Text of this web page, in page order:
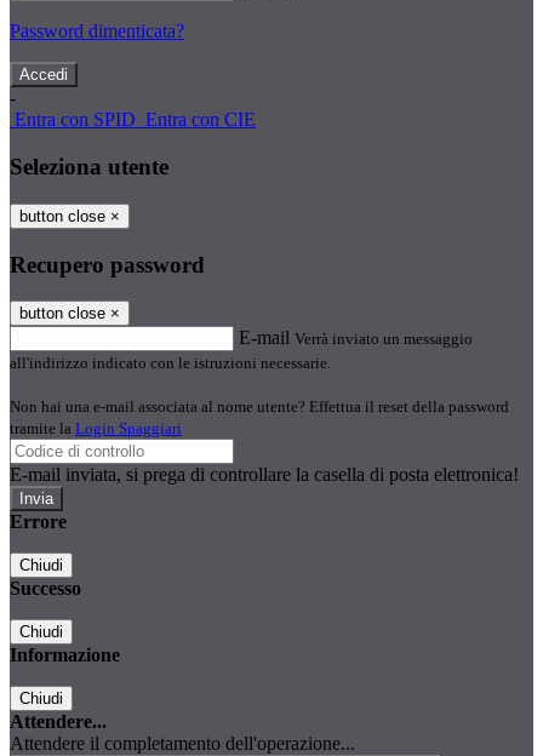
Password dimenticata?
-
Entra con SPID Entra con CIE
Seleziona utente
button close ×
Recupero password
button close ×
E-mail Verrà inviato un messaggio
all'indirizzo indicato con le istruzioni necessarie.
Non hai una e-mail associata al nome utente? Effettua il reset della password
tramite la Login Spaggiari
E-mail inviata, si prega di controllare la casella di posta elettronica!
Errore
Chiudi
Successo
Chiudi
Informazione
Chiudi
Attendere...
Attendere il completamento dell'operazione...